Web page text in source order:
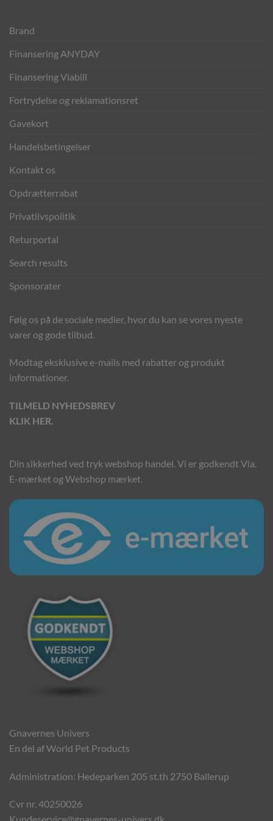
Brand
Finansering ANYDAY
Finansering Viabill
Fortrydelse og reklamationsret
Gavekort
Handelsbetingelser
Kontakt os
Opdrætterrabat
Privatlivspolitik
Returportal
Search results
Sponsorater
Følg os på de sociale medier, hvor du kan se vores nyeste
varer og gode tilbud.
Modtag eksklusive e-mails med rabatter og produkt
informationer.
TILMELD NYHEDSBREV
KLIK HER.
Din sikkerhed ved tryk webshop handel. Vi er godkendt Via.
E-mærket og Webshop mærket.
Gnavernes Univers
En del af World Pet Products
Administration: Hedeparken 205 st.th 2750 Ballerup
Cvr nr. 40250026